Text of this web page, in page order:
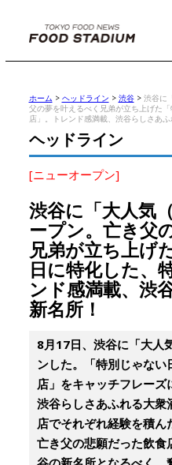
ホーム > ヘッドライン > 渋谷> 渋谷に
父の夢を叶えるべく兄弟が立ち上げた
店」。トレンド感満載、渋谷らしさあふ
ヘッドライン
[ニューオープン]
渋谷に「大人気
ープン。亡き父
兄弟が立ち上げ
日に特化した、
ンド感満載、渋
新名所！
8月17日、渋谷に「大人
ンした。「特別じゃな
店」をキャッチフレー
渋谷らしさあふれる大衆
店でそれぞれ経験を積ん
亡き父の悲願だった飲食